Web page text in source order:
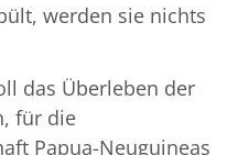
werden sie nichts
das Überleben der
für die
Papua-Neuguineas